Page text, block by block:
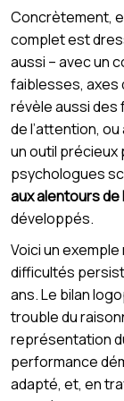
Concrètement,
complet est
aussi – avec un
faiblesses, axes
révèle aussi des
de l’attention,
un outil précieux
psychologues
aux alentours de
développés.
Voici un exemple
difficultés
ans. Le bilan
trouble du
représentation
performance
adapté, et, en